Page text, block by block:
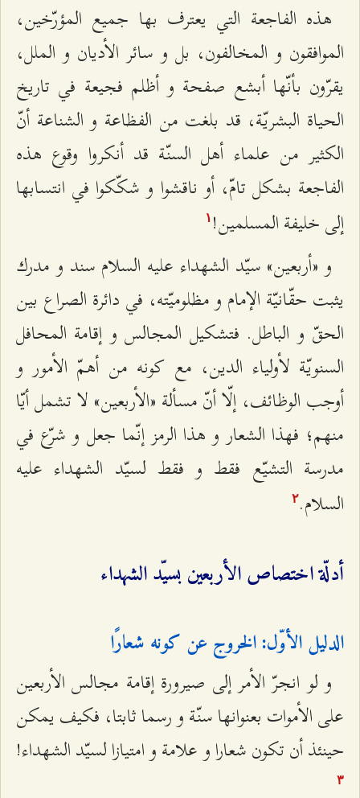
هذه الفاجعة التي يعترف بها جميع المؤرّخين،
الموافقون و المخالفون، بل و سائر الأديان و الملل،
يقرّون بأنّها أبشع صفحة و أظلم فجيعة في تاريخ
الحياة البشريّة، قد بلغت من الفظاعة و الشناعة أنّ
الكثير من علماء أهل السنّة قد أنكروا وقوع هذه
الفاجعة بشكل تامّ، أو ناقشوا و شكّكوا في انتسابها
إلى خليفة المسلمين‌! ۱
و «أربعين» سيّد الشهداء عليه السلام سند و مدرك
يثبت حقّانيّة الإمام و مظلوميّته، في دائرة الصراع بين
الحقّ و الباطل. فتشكيل المجالس و إقامة المحافل
السنويّة لأولياء الدين، مع كونه من أهمّ الأمور و
أوجب الوظائف، إلّا أنّ مسألة «الأربعين» لا تشمل أيّا
منهم؛ فهذا الشعار و هذا الرمز إنّما جعل و شرّع في
مدرسة التشيّع فقط و فقط لسيّد الشهداء عليه
السلام.٢
أدلّة اختصاص الأربعين بسيّد الشهداء
الدليل الأوّل: الخروج عن كونه شعارًا
و لو انجرّ الأمر إلى صيرورة إقامة مجالس الأربعين
على الأموات بعنوانها سنّة و رسما ثابتا، فكيف يمكن
حينئذ أن تكون شعارا و علامة و امتيازا لسيّد الشهداء!
٣